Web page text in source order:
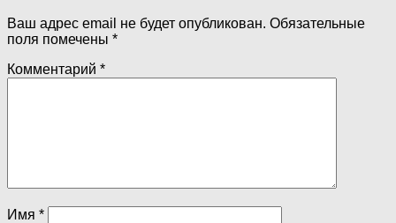
Ваш адрес email не будет опубликован. Обязательные
поля помечены *
Комментарий *
Имя *